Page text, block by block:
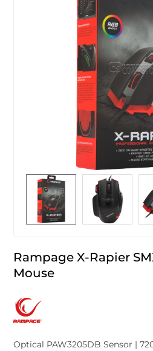
Rampage X-Rapier
Mouse
Optical PAW3205DB Sensor |